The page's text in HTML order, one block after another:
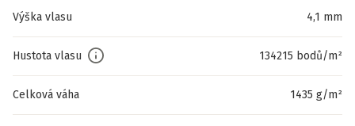
Výška vlasu 4,1 mm
Hustota vlasu 134215 bodů/m²
Celková váha 1435 g/m²